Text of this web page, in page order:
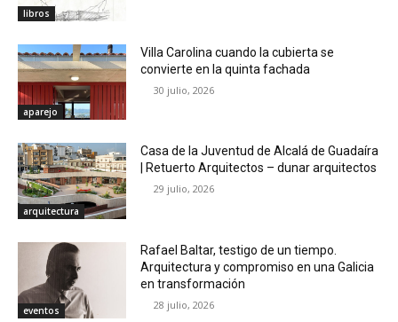
libros
aparejo
Villa Carolina cuando la cubierta se
convierte en la quinta fachada
30 julio, 2026
arquitectura
Casa de la Juventud de Alcalá de Guadaíra
| Retuerto Arquitectos – dunar arquitectos
29 julio, 2026
eventos
Rafael Baltar, testigo de un tiempo.
Arquitectura y compromiso en una Galicia
en transformación
28 julio, 2026